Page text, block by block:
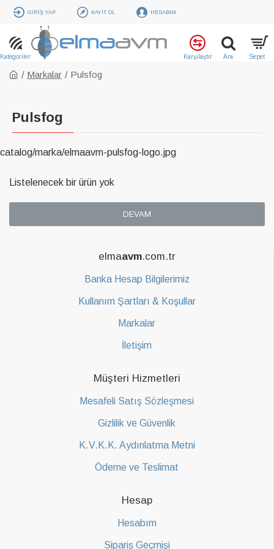
GIRIŞ YAP KAYIT OL HESABIM
Markalar Pulsfog
Pulsfog
catalog/marka/elmaavm-pulsfog-logo.jpg
Listelenecek bir ürün yok
DEVAM
elmaavm.com.tr
Banka Hesap Bilgilerimiz
Kullanım Şartları & Koşullar
Markalar
İletişim
Müşteri Hizmetleri
Mesafeli Satış Sözleşmesi
Gizlilik ve Güvenlik
K.V.K.K. Aydınlatma Metni
Ödeme ve Teslimat
Hesap
Hesabım
Sipariş Geçmişi